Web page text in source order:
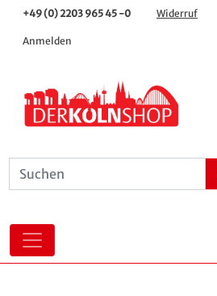
+49 (0) 2203 965 45 -0 Widerruf
Anmelden